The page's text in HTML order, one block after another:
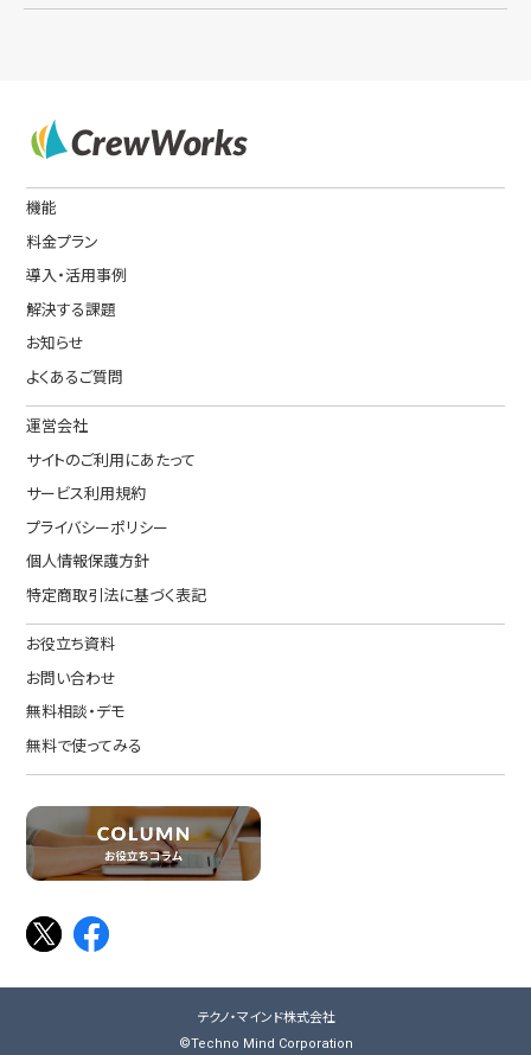
機能
料金プラン
導入・活用事例
解決する課題
お知らせ
よくあるご質問
運営会社
サイトのご利用にあたって
サービス利用規約
プライバシーポリシー
個人情報保護方針
特定商取引法に基づく表記
お役立ち資料
お問い合わせ
無料相談・デモ
無料で使ってみる
テクノ・マインド株式会社
©Techno Mind Corporation